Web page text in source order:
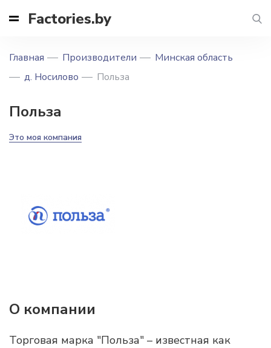
Factories.by
Главная Производители
Минская область
д. Носилово
Польза
Польза
Это моя компания
О компании
Торговая марка "Польза" – известная как